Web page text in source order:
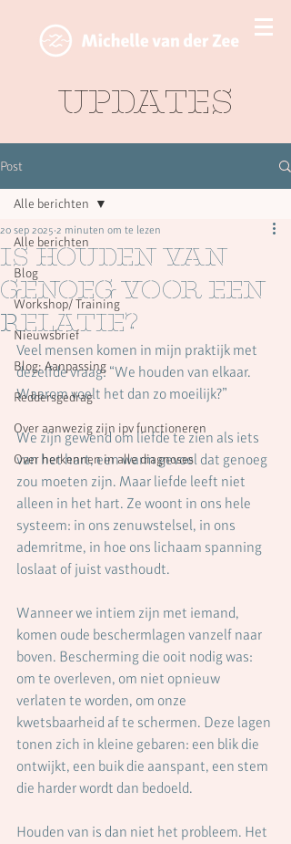
Updates
Post
Alle berichten
Blog
Workshop/ Training
Nieuwsbrief
Blog: Aanpassing
Reddersgedrag
Over aanwezig zijn ipv functioneren
Over herkennen in alle diagnoses
Alle berichten
Is houden van
genoeg voor een
relatie?
20 sep 2025 2 minuten om te lezen
Veel mensen komen in mijn praktijk met
dezelfde vraag: “We houden van elkaar.
Waarom voelt het dan zo moeilijk?”
We zijn gewend om liefde te zien als iets
van het hart, een warm gevoel dat genoeg
zou moeten zijn. Maar liefde leeft niet
alleen in het hart. Ze woont in ons hele
systeem: in ons zenuwstelsel, in ons
ademritme, in hoe ons lichaam spanning
loslaat of juist vasthoudt.
Wanneer we intiem zijn met iemand,
komen oude beschermlagen vanzelf naar
boven. Bescherming die ooit nodig was:
om te overleven, om niet opnieuw
verlaten te worden, om onze
kwetsbaarheid af te schermen. Deze lagen
tonen zich in kleine gebaren: een blik die
ontwijkt, een buik die aanspant, een stem
die harder wordt dan bedoeld.
Houden van is dan niet het probleem. Het